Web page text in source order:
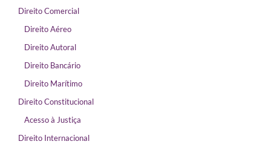
Direito Comercial
Direito Aéreo
Direito Autoral
Direito Bancário
Direito Marítimo
Direito Constitucional
Acesso à Justiça
Direito Internacional